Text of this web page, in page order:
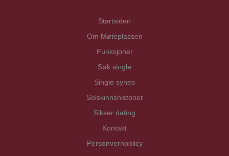
Startsiden
Om Møteplassen
Funksjoner
Søk single
Single synes
Solskinnshistorier
Sikker dating
Kontakt
Personvernpolicy